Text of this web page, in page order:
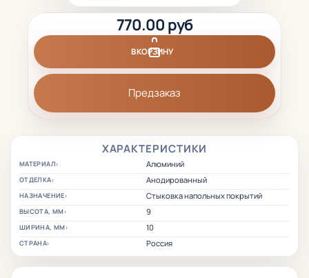
ХАРАКТЕРИСТИКИ
МАТЕРИАЛ: Алюминий
ОТДЕЛКА: Анодированный
НАЗНАЧЕНИЕ: Стыковка напольных покрытий
ВЫСОТА, ММ: 9
ШИРИНА, ММ: 10
СТРАНА: Россия
770.00 руб
В КОРЗИНУ
Предзаказ